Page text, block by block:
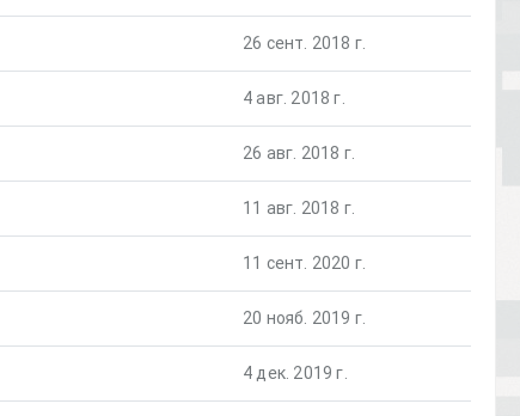
26 сент. 2018 г.
4 авг. 2018 г.
26 авг. 2018 г.
11 авг. 2018 г.
11 сент. 2020 г.
20 нояб. 2019 г.
4 дек. 2019 г.